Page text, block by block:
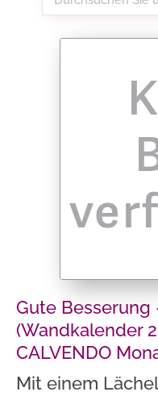
Sie
Gute
(Wandkalender
CALVENDO
Mit einem